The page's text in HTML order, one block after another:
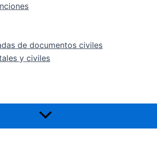
de documentos civiles
y civiles
Alternar